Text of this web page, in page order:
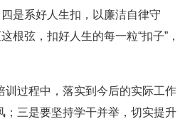
是系好人生扣，以廉洁自律守
根弦，扣好人生的每一粒“扣子”，
过程中，落实到今后的实际工作
三是要坚持学干并举，切实提升